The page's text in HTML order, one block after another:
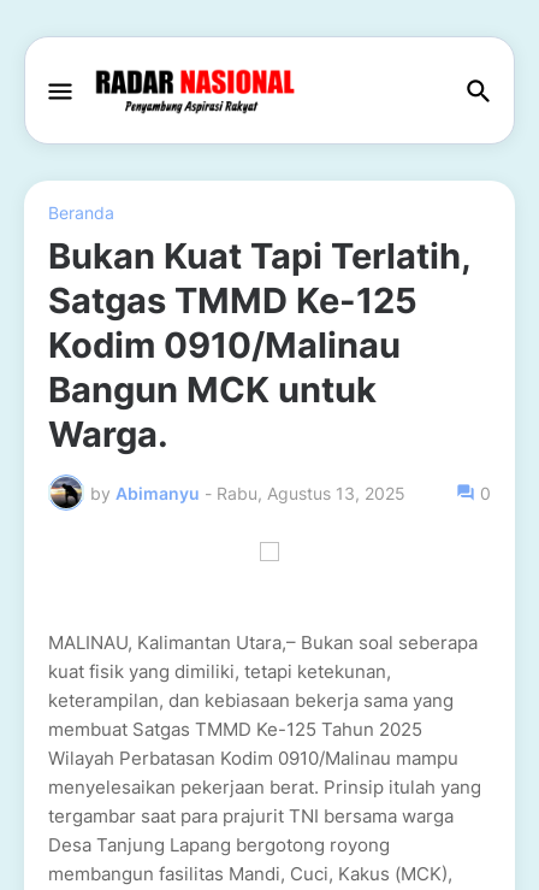
Beranda
Bukan Kuat Tapi Terlatih,
Satgas TMMD Ke-125
Kodim 0910/Malinau
Bangun MCK untuk
Warga.
by Abimanyu - Rabu, Agustus 13, 2025 0
MALINAU, Kalimantan Utara,– Bukan soal seberapa
kuat fisik yang dimiliki, tetapi ketekunan,
keterampilan, dan kebiasaan bekerja sama yang
membuat Satgas TMMD Ke-125 Tahun 2025
Wilayah Perbatasan Kodim 0910/Malinau mampu
menyelesaikan pekerjaan berat. Prinsip itulah yang
tergambar saat para prajurit TNI bersama warga
Desa Tanjung Lapang bergotong royong
membangun fasilitas Mandi, Cuci, Kakus (MCK),